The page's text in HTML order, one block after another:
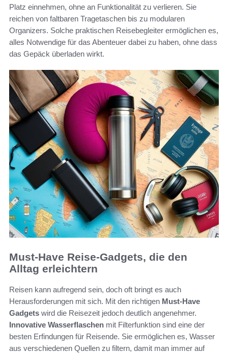
Platz einnehmen, ohne an Funktionalität zu verlieren. Sie
reichen von faltbaren Tragetaschen bis zu modularen
Organizers. Solche praktischen Reisebegleiter ermöglichen es,
alles Notwendige für das Abenteuer dabei zu haben, ohne dass
das Gepäck überladen wirkt.
Must-Have Reise-Gadgets, die den
Alltag erleichtern
Reisen kann aufregend sein, doch oft bringt es auch
Herausforderungen mit sich. Mit den richtigen Must-Have
Gadgets wird die Reisezeit jedoch deutlich angenehmer.
Innovative Wasserflaschen mit Filterfunktion sind eine der
besten Erfindungen für Reisende. Sie ermöglichen es, Wasser
aus verschiedenen Quellen zu filtern, damit man immer auf